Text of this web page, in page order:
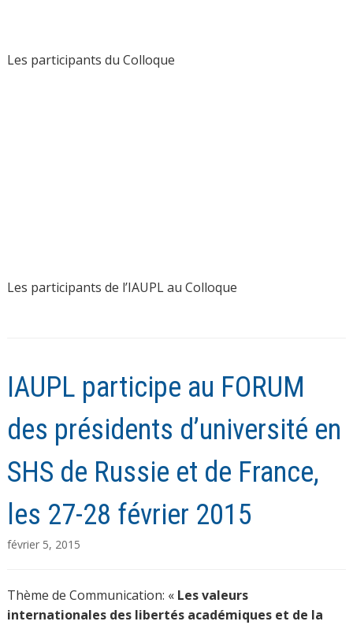
coopération France-Russie comme vecteurs de la
l’Université et du métier d’universitaire. Les libertés
universitaires sont les principes-clés de l’Université, elles
permettent de définir en quoi consistent le métier
d’universitaire et les compétences des universités. Les
libertés universitaires sont alors à relier au concept
d’indépendance des enseignants-chercheurs : « Les
et de tradition, de principes et d’usages ».
conceptuelle de la liberté universitaire consiste à signaler
chevauchent, elles restent néanmoins distinctes.
L’autonomie des universités signifie l’indépendance